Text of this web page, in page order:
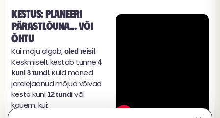
Kestus: planeeri
pärastlõuna... või
õhtu
Kui mõju algab,oled reisil.
Keskmiselt kestab tunne 4
kuni 8 tundi. Kuid mõned
järelejäänud mõjud võivad
kesta kuni 12 tundivõi
kauem, kui: